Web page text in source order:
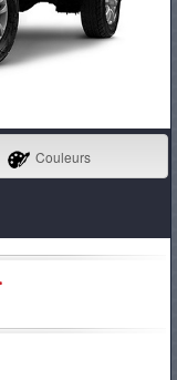
Couleurs